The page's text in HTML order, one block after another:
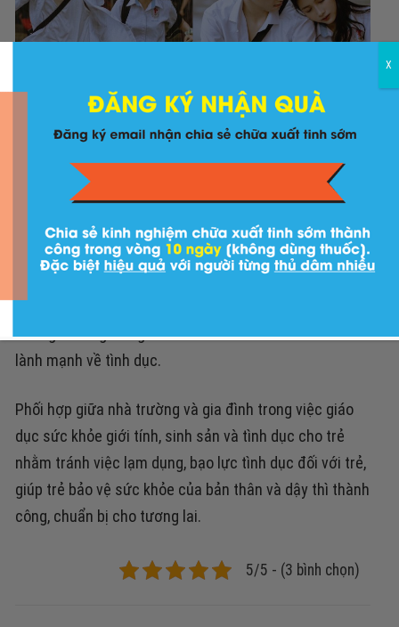
Tuổi dậy thì tuy bồng bột nhưng đó là tình yêu thời thanh xuân
Luôn quan sát và bên cạnh trẻ khi thấy trẻ có những
bất thường trong cuộc sống qua cách cư xử để của
trẻ để có hướng xử trí kịp thời.
Tạo thời gian cho trẻ
học tập, rèn luyện thể thao và vui chơi giúp loại bỏ đi
những khoảng trống để trẻ tìm đến các hình ảnh thiếu
lành mạnh về tình dục.
Phối hợp giữa nhà trường và gia đình trong việc giáo
dục sức khỏe giới tính, sinh sản và tình dục cho trẻ
nhằm tránh việc lạm dụng, bạo lực tình dục đối với trẻ,
giúp trẻ bảo vệ sức khỏe của bản thân và dậy thì thành
công, chuẩn bị cho tương lai.
5/5 - (3 bình chọn)
X